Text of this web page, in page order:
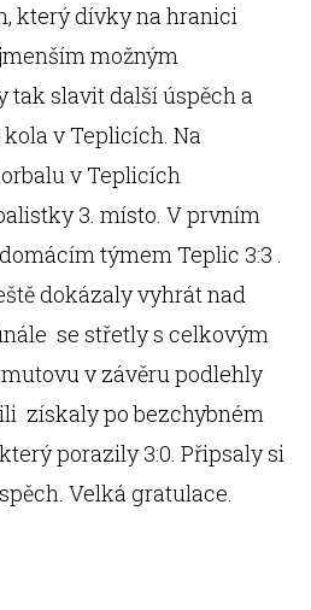
který dívky na hranici
možným
tak slavit další úspěch a
v Teplicích. Na
v Teplicích
3. místo. V prvním
týmem Teplic 3:3 .
dokázaly vyhrát nad
se střetly s celkovým
v závěru podlehly
získaly po bezchybném
porazily 3:0. Připsaly si
Velká gratulace.